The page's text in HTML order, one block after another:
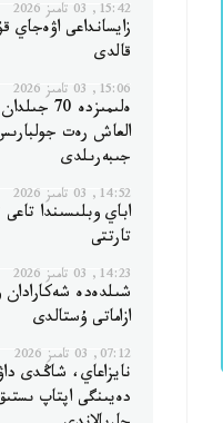
15:42, 03 تامىز 2026
زايسانداعى اۋەجاي
قالدى
15:06, 03 تامىز 2026
ەلىمىزدە
العاش رەت
جىبەرىلدى
14:52, 03 تامىز 2026
اباي وبلىسىندا
تارتتى
14:23, 03 تامىز 2026
ازاماتى ۇستالدى
07:12, 03 تامىز 2026